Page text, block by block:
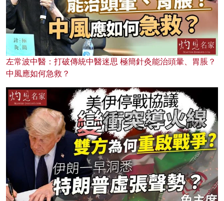
左常波中醫：打破傳統中醫迷思 極簡針灸能治頭暈、胃脹？
中風應如何急救？